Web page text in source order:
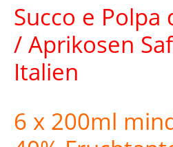
Succo e Polpa
/ Aprikosen
Italien
6 x 200ml